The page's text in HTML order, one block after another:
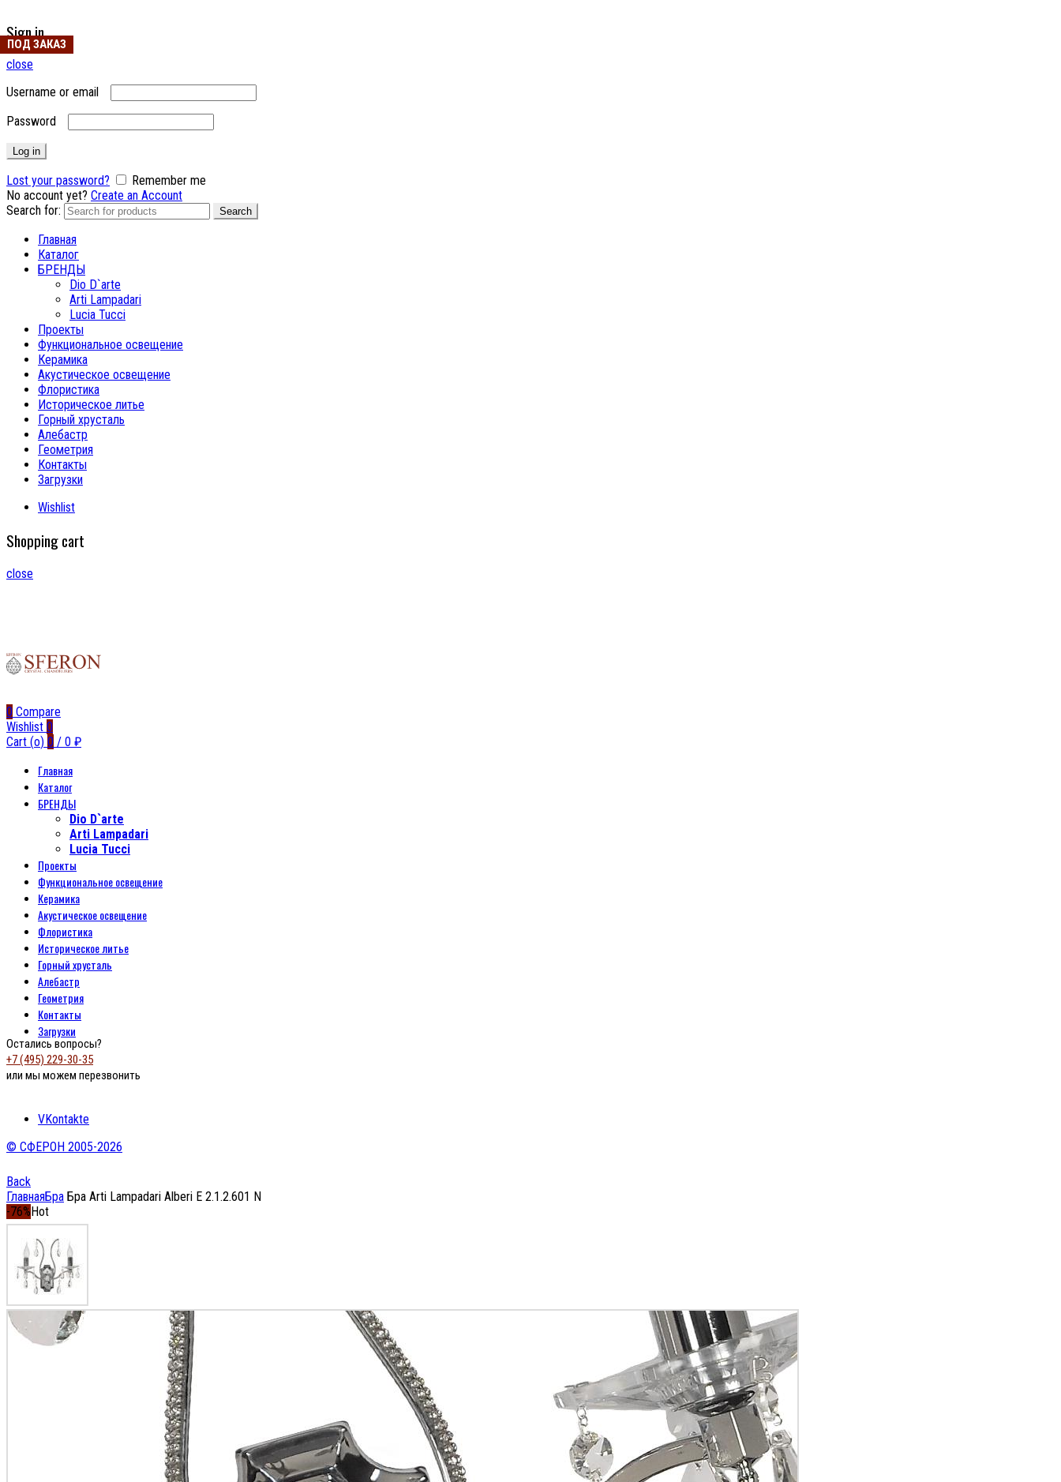
Sign in
close
Username or email
Password
Log in
Lost your password?
Remember me
No account yet? Create an Account
Search for:
Search
Главная
Каталог
БРЕНДЫ
Dio D`arte
Arti Lampadari
Lucia Tucci
Проекты
Функциональное освещение
Керамика
Акустическое освещение
Флористика
Историческое литье
Горный хрусталь
Алебастр
Геометрия
Контакты
Загрузки
Wishlist
Shopping cart
close
0 Compare
Wishlist 0
Cart (o) 0 / 0 ₽
Главная
Каталог
БРЕНДЫ
Dio D`arte
Arti Lampadari
Lucia Tucci
Проекты
Функциональное освещение
Керамика
Акустическое освещение
Флористика
Историческое литье
Горный хрусталь
Алебастр
Геометрия
Контакты
Загрузки
Остались вопросы?
+7 (495) 229-30-35
или мы можем перезвонить
VKontakte
© СФЕРОН 2005-2026
Back
ГлавнаяБра Бра Arti Lampadari Alberi E 2.1.2.601 N
-76% Hot
ПОД ЗАКАЗ